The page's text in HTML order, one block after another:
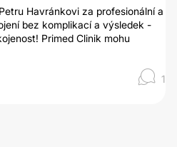
Havránkovi za profesionální a
bez komplikací a výsledek -
Primed Clinik mohu
1